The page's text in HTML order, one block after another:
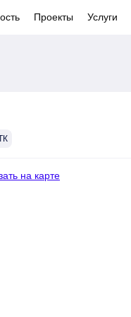
Проекты Услуги
на карте